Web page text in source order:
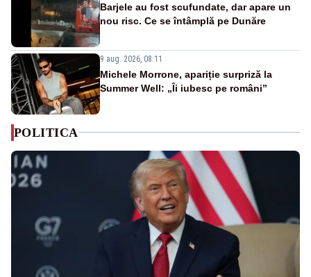
Barjele au fost scufundate, dar apare un
nou risc. Ce se întâmplă pe Dunăre
9 aug. 2026, 08:11
Michele Morrone, apariție surpriză la
Summer Well: „Îi iubesc pe români”
POLITICA